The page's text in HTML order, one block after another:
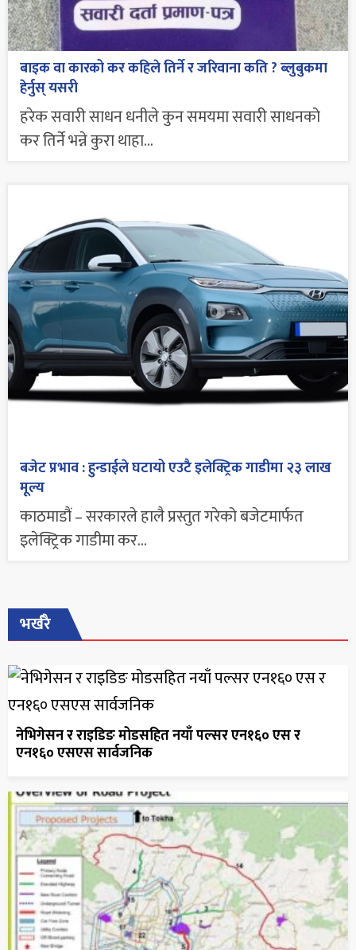
बाइक वा कारको कर कहिले तिर्ने र जरिवाना कति ? ब्लुबुकमा
हेर्नुस् यसरी
हरेक सवारी साधन धनीले कुन समयमा सवारी साधनको
कर तिर्ने भन्ने कुरा थाहा...
बजेट प्रभाव : हुन्डाईले घटायो एउटै इलेक्ट्रिक गाडीमा २३ लाख
मूल्य
काठमाडौं – सरकारले हालै प्रस्तुत गरेको बजेटमार्फत
इलेक्ट्रिक गाडीमा कर...
भर्खरै
नेभिगेसन र राइडिङ मोडसहित नयाँ पल्सर एन१६० एस र
एन१६० एसएस सार्वजनिक